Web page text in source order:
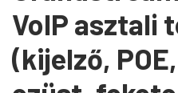
VoIP asztali
(kijelző,